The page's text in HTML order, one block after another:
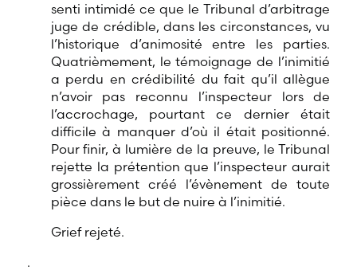
senti intimidé ce que le Tribunal d’arbitrage
juge de crédible, dans les circonstances, vu
l’historique d’animosité entre les parties.
Quatrièmement, le témoignage de l’inimitié
a perdu en crédibilité du fait qu’il allègue
n’avoir pas reconnu l’inspecteur lors de
l’accrochage, pourtant ce dernier était
difficile à manquer d’où il était positionné.
Pour finir, à lumière de la preuve, le Tribunal
rejette la prétention que l’inspecteur aurait
grossièrement créé l’évènement de toute
pièce dans le but de nuire à l’inimitié.
Grief rejeté.
.